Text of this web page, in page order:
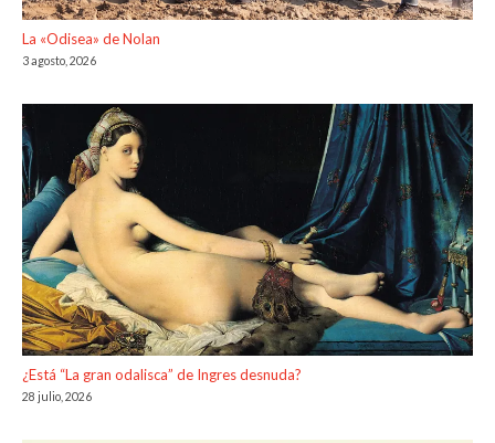
La «Odisea» de Nolan
3 agosto, 2026
¿Está “La gran odalisca” de Ingres desnuda?
28 julio, 2026